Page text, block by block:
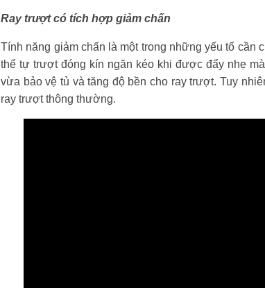
Ray trượt có tích hợp giảm chấn
Tính năng giảm chấn là một trong những yếu tố
thể tự trượt đóng kín ngăn kéo khi được đẩy nhẹ
vừa bảo vệ tủ và tăng độ bền cho ray trượt. Tuy
ray trượt thông thường.